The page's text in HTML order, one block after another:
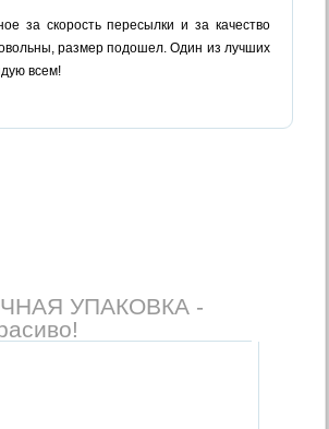
за скорость пересылки и за качество
размер подошел. Один из лучших
всем!
УПАКОВКА -